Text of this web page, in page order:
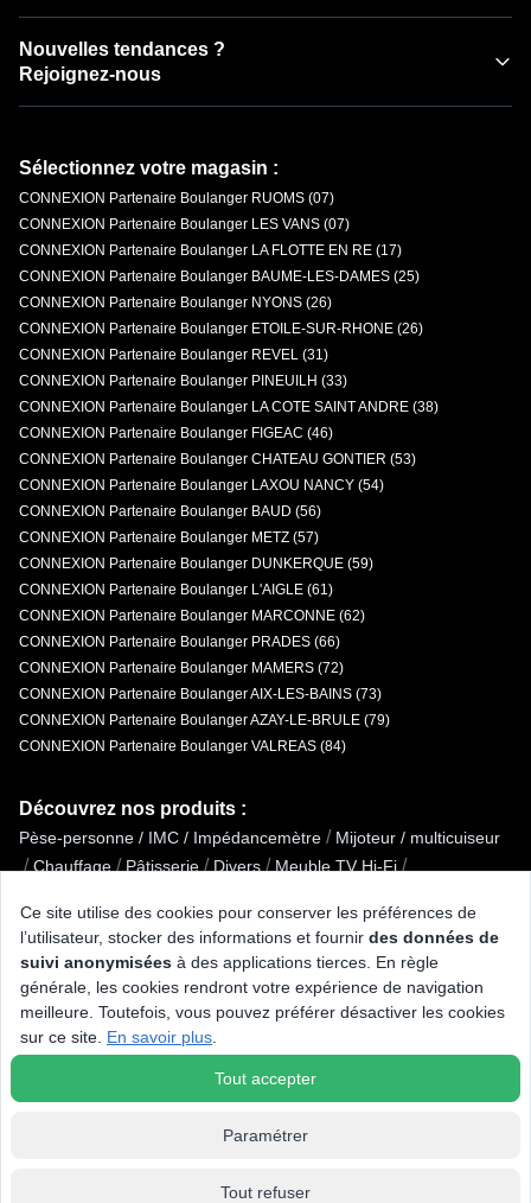
Ce site utilise des cookies pour conserver les préférences de
l’utilisateur, stocker des informations et fournir des données de
suivi anonymisées à des applications tierces. En règle
générale, les cookies rendront votre expérience de navigation
meilleure. Toutefois, vous pouvez préférer désactiver les cookies
sur ce site. En savoir plus
Tout accepter
Paramétrer
Tout refuser
Nouvelles tendances ?
Rejoignez-nous
Sélectionnez votre magasin :
CONNEXION Partenaire Boulanger RUOMS (07)
CONNEXION Partenaire Boulanger LES VANS (07)
CONNEXION Partenaire Boulanger LA FLOTTE EN RE (17)
CONNEXION Partenaire Boulanger BAUME-LES-DAMES (25)
CONNEXION Partenaire Boulanger NYONS (26)
CONNEXION Partenaire Boulanger ETOILE-SUR-RHONE (26)
CONNEXION Partenaire Boulanger REVEL (31)
CONNEXION Partenaire Boulanger PINEUILH (33)
CONNEXION Partenaire Boulanger LA COTE SAINT ANDRE (38)
CONNEXION Partenaire Boulanger FIGEAC (46)
CONNEXION Partenaire Boulanger CHATEAU GONTIER (53)
CONNEXION Partenaire Boulanger LAXOU NANCY (54)
CONNEXION Partenaire Boulanger BAUD (56)
CONNEXION Partenaire Boulanger METZ (57)
CONNEXION Partenaire Boulanger DUNKERQUE (59)
CONNEXION Partenaire Boulanger L'AIGLE (61)
CONNEXION Partenaire Boulanger MARCONNE (62)
CONNEXION Partenaire Boulanger PRADES (66)
CONNEXION Partenaire Boulanger MAMERS (72)
CONNEXION Partenaire Boulanger AIX-LES-BAINS (73)
CONNEXION Partenaire Boulanger AZAY-LE-BRULE (79)
CONNEXION Partenaire Boulanger VALREAS (84)
Découvrez nos produits :
Pèse-personne / IMC / Impédancemètre / Mijoteur / multicuiseur
/ Chauffage / Pâtisserie / Divers / Meuble TV Hi-Fi /
Haut-parleur Imprimante laser / Mixeur / Onduleur /
Plaque de cuisson vitrocéramique / électrique
Cuiseur à riz / œufs Alimentation bébé Enceinte Wi-Fi / Airplay
/ Raclette / pierre à griller / grill / crêpière / Bracelet pour montre
/ Mobilité électrique / Enceinte centrale
© 2026 Tous droits réservés Connexion.fr